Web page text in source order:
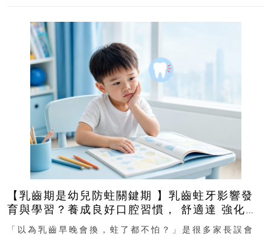
【乳齒期是幼兒防蛀關鍵期 】乳齒蛀牙影響發
育與學習？養成良好口腔習慣， 舒適達 強化琺
瑯質 兒童牙膏防護指南
「以為乳齒早晚會換，蛀了都不怕？」是很多家長誤會